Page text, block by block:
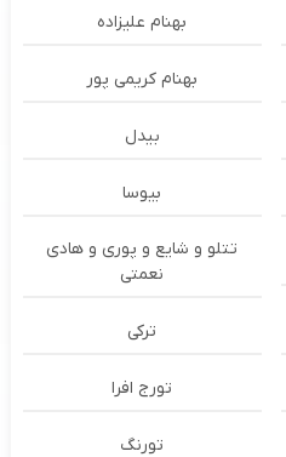
بهنام علیزاده
بهنام کریمی پور
بیدل
بیوسا
تتلو و شایع و پوری و هادی
نعمتی
ترکی
تورج افرا
تورنگ